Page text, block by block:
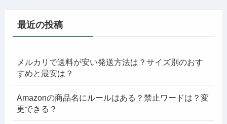
最近の投稿
メルカリで送料が安い発送方法は？サイズ別のおす
すめと最安は？
Amazonの商品名にルールはある？禁止ワードは？変
更できる？